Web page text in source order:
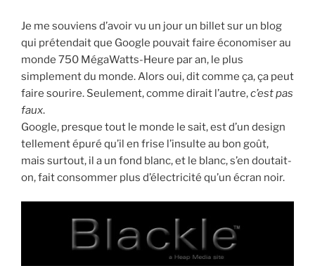
Je me souviens d’avoir vu un jour un billet sur un blog
qui prétendait que Google pouvait faire économiser au
monde 750 MégaWatts-Heure par an, le plus
simplement du monde. Alors oui, dit comme ça, ça peut
faire sourire. Seulement, comme dirait l’autre,c’est pas
faux.
Google, presque tout le monde le sait, est d’un design
tellement épuré qu’il en frise l’insulte au bon goût,
mais surtout, il a un fond blanc, et le blanc, s’en doutait-
on, fait consommer plus d’électricité qu’un écran noir.